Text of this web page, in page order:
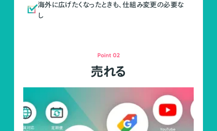
海外に広げたくなったときも、仕組み変更の必要な
し
Point 02
売れる